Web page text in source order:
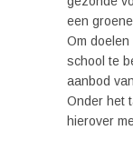
een
Om
school te
aanbod
Onder het
hierover